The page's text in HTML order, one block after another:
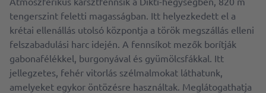
tengerszint feletti magasságban. Itt helyezkedett el a
krétai ellenállás utolsó központja a török ​​megszállás elleni
felszabadulási harc idején. A fennsíkot mezők borítják
gabonafélékkel, burgonyával és gyümölcsfákkal. Itt
jellegzetes, fehér vitorlás szélmalmokat láthatunk,
amelyeket egykor öntözésre használtak. Meglátogathatja